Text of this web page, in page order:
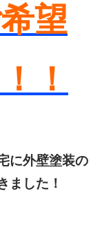
望
！
に外壁塗装の
ました！